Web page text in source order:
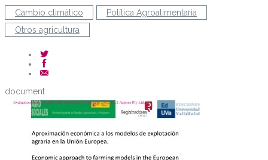
Cambio climático
Política Agroalimentaria
Otros agricultura
document